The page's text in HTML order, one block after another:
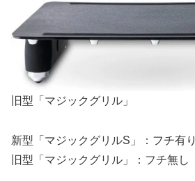
旧型「マジックグリル」
新型「マジックグリルS」：フチ有り
旧型「マジックグリル」：フチ無し